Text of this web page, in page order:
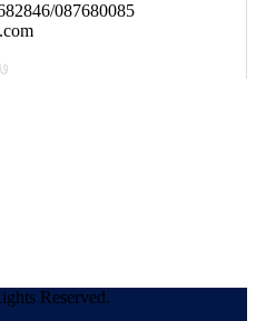
087680085
Reserved.